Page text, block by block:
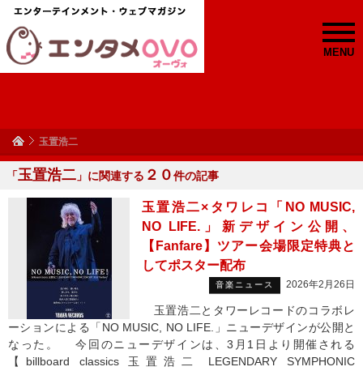
MENU
玉置浩二
「玉置浩二 」に関連する ２０件の記事
玉置浩二×タワレコ「NO MUSIC,
NO LIFE.」新デザイン公開、
【Fanfare】ツアー会場限定特典と
してポスター配布
音楽ニュース 2026年2月26日
玉置浩二とタワーレコードのコラボレ
ーションによる「NO MUSIC, NO LIFE.」ニューデザインが公開と
なった。 今回のニューデザインは、3月1日より開催される
【billboard classics 玉置浩二 LEGENDARY SYMPHONIC